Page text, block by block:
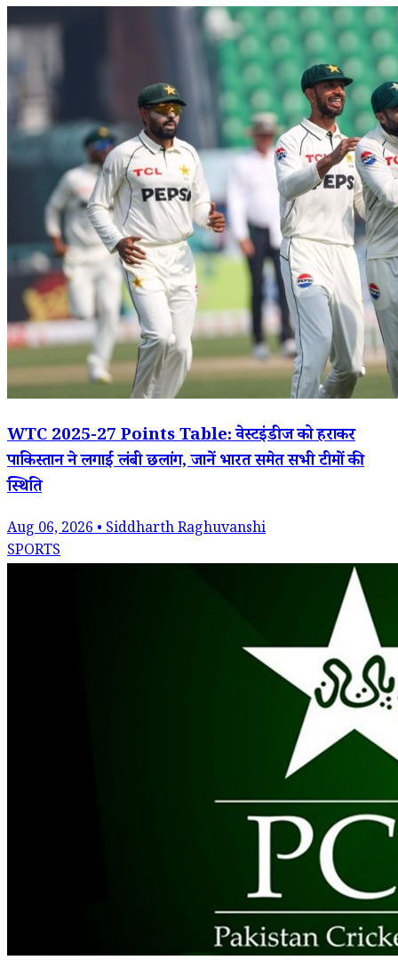
WTC 2025-27 Points Table: वेस्टइंडीज को हराकर
पाकिस्तान ने लगाई लंबी छलांग, जानें भारत समेत सभी टीमों की
स्थिति
Aug 06, 2026 • Siddharth Raghuvanshi
SPORTS